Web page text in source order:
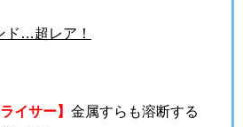
ド…超レア！
イサー】 金属すらも溶断する